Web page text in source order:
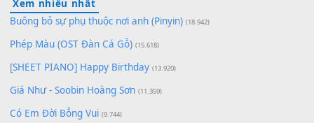
Lượt xem: 162
Để lại một bình luận
Bạn phảiđăng nhập để gửi bình luận.